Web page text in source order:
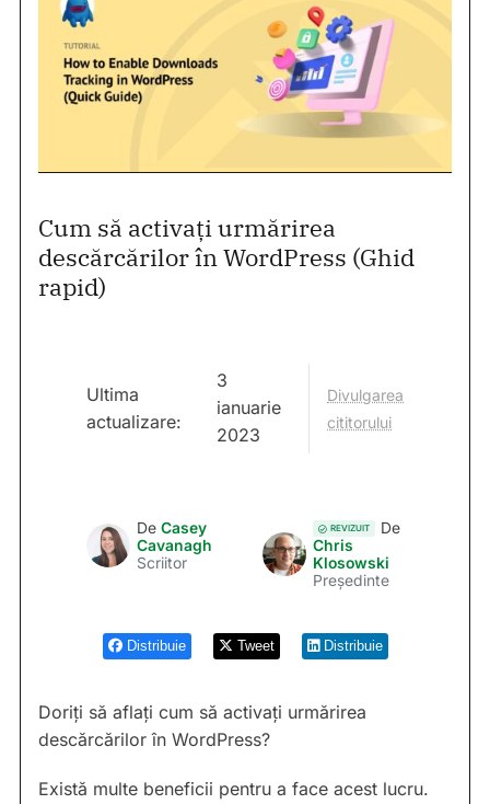
Cum să activați urmărirea
descărcărilor în WordPress (Ghid
rapid)
Ultima
actualizare:
3
ianuarie
2023
Divulgarea
cititorului
De Casey
Cavanagh
Scriitor
REVIZUIT
De
Chris
Klosowski
Președinte
Distribuie Tweet Distribuie
Doriți să aflați cum să activați urmărirea
descărcărilor în WordPress?
Există multe beneficii pentru a face acest lucru.